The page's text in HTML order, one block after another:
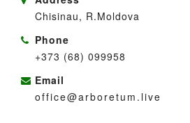
Chisinau, R.Moldova
Phone
+373 (68) 099958
Email
office@arboretum.live